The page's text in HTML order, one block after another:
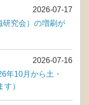
2026-07-17
研究会）の増刷が
2026-07-16
年10月から土・
）